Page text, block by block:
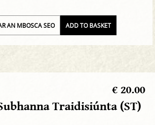
AN MBOSCA SEO ADD TO BASKET
€ 20.00
Traidisiúnta (ST)